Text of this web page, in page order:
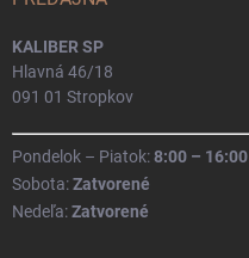
KALIBER SP
Hlavná 46/18
091 01 Stropkov
Pondelok – Piatok:8:00 – 16:00
Sobota:Zatvorené
Nedeľa:Zatvorené